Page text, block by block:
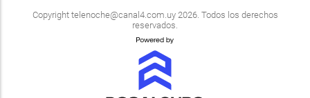
Copyright telenoche@canal4.com.uy2026. Todos los derechos
reservados.